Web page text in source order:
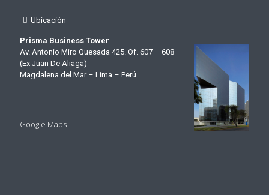
Ubicación
Prisma Business Tower
Av. Antonio Miro Quesada 425. Of. 607 – 608
(Ex Juan De Aliaga)
Magdalena del Mar – Lima – Perú
Google Maps